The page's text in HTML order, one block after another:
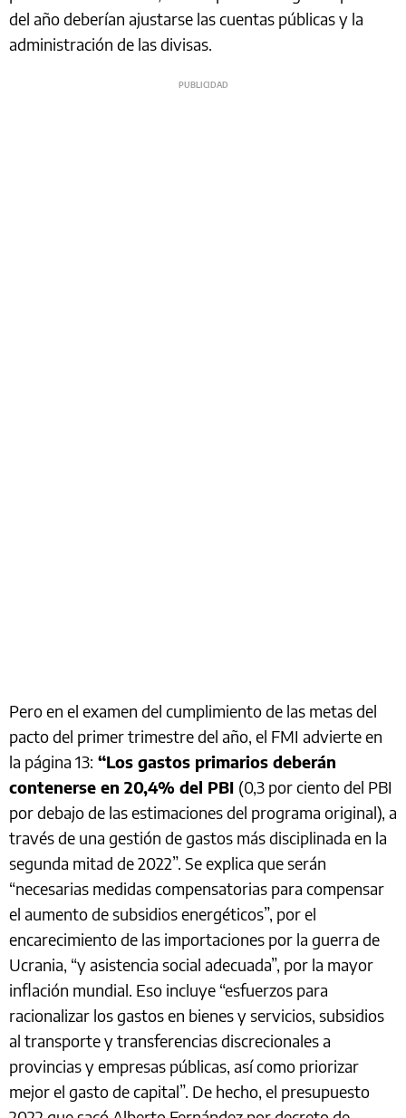
del año deberían ajustarse las cuentas públicas y la
administración de las divisas.
Pero en el examen del cumplimiento de las metas del
pacto del primer trimestre del año, el FMI advierte en
la página 13: “Los gastos primarios deberán
contenerse en 20,4% del PBI (0,3 por ciento del PBI
por debajo de las estimaciones del programa original), a
través de una gestión de gastos más disciplinada en la
segunda mitad de 2022”. Se explica que serán
“necesarias medidas compensatorias para compensar
el aumento de subsidios energéticos”, por el
encarecimiento de las importaciones por la guerra de
Ucrania, “y asistencia social adecuada”, por la mayor
inflación mundial. Eso incluye “esfuerzos para
racionalizar los gastos en bienes y servicios, subsidios
al transporte y transferencias discrecionales a
provincias y empresas públicas, así como priorizar
mejor el gasto de capital”. De hecho, el presupuesto